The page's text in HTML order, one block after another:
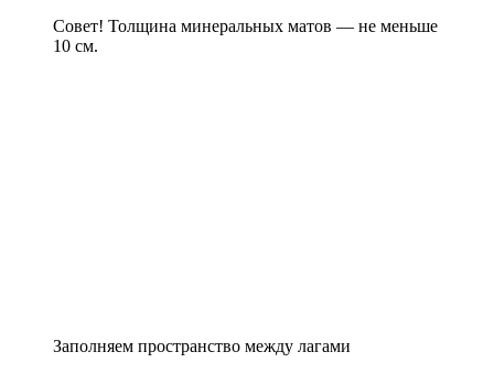
Совет! Толщина минеральных матов — не меньше
10 см.
Заполняем пространство между лагами